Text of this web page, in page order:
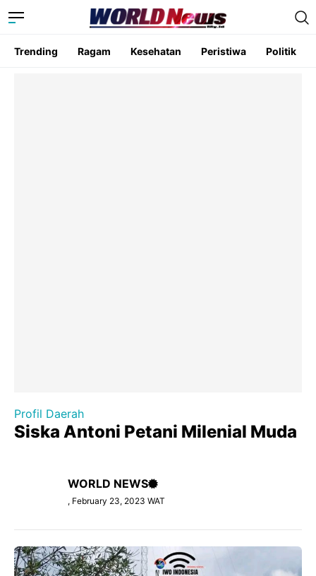
Trending Ragam Kesehatan Peristiwa Politik
Profil Daerah
Siska Antoni Petani Milenial Muda
WORLD NEWS
, February 23, 2023 WAT